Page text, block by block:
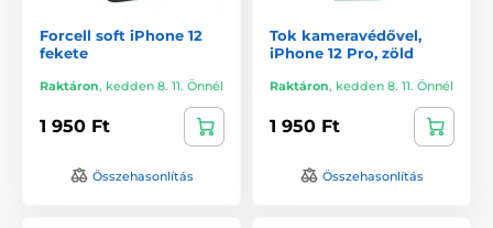
Forcell soft iPhone 12
fekete
Raktáron, kedden 8. 11. Önnél
1 950 Ft
Összehasonlítás
Tok kameravédővel,
iPhone 12 Pro, zöld
Raktáron, kedden 8. 11. Önnél
1 950 Ft
Összehasonlítás